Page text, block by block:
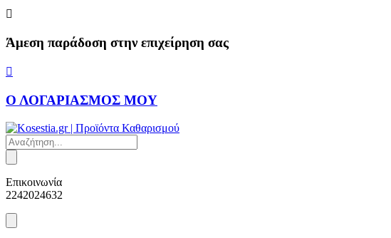
Skip
content
Άμεση παράδοση στην επιχείρηση σας
Ο ΛΟΓΑΡΙΑΣΜΟΣ ΜΟΥ
Products
search
Επικοινωνία
2242024632